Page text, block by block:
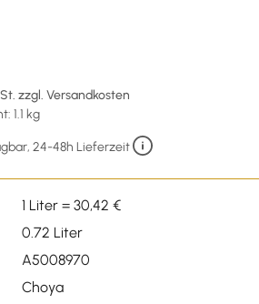
zzgl. Versandkosten
1.1 kg
24-48h Lieferzeit
1 Liter = 30,42 €
0.72 Liter
A5008970
Choya